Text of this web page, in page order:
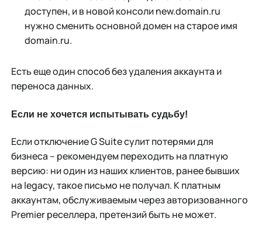
доступен, и в новой консоли new.domain.ru
нужно сменить основной домен на старое имя
domain.ru.
Есть еще один способ без удаления аккаунта и
переноса данных.
Если не хочется испытывать судьбу!
Если отключение G Suite сулит потерями для
бизнеса – рекомендуем переходить на платную
версию: ни один из наших клиентов, ранее бывших
на legacy, такое письмо не получал. К платным
аккаунтам, обслуживаемым через авторизованного
Premier реселлера, претензий быть не может.